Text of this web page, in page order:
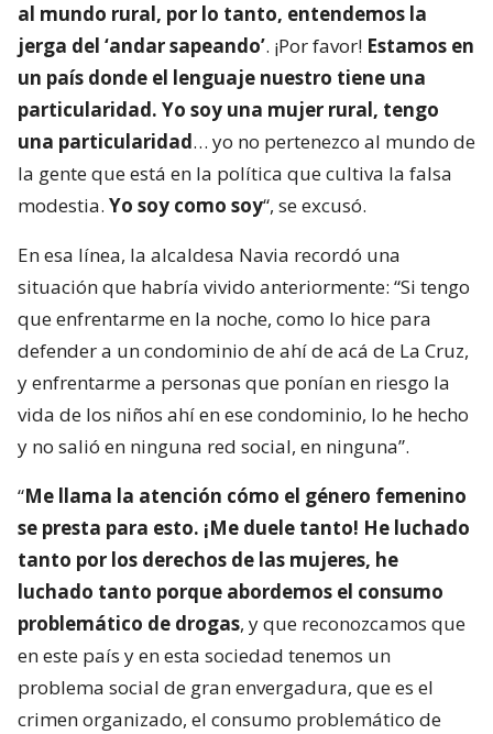
al mundo rural, por lo tanto, entendemos la
jerga del ‘andar sapeando’. ¡Por favor! Estamos en
un país donde el lenguaje nuestro tiene una
particularidad. Yo soy una mujer rural, tengo
una particularidad… yo no pertenezco al mundo de
la gente que está en la política que cultiva la falsa
modestia. Yo soy como soy“, se excusó.
En esa línea, la alcaldesa Navia recordó una
situación que habría vivido anteriormente: “Si tengo
que enfrentarme en la noche, como lo hice para
defender a un condominio de ahí de acá de La Cruz,
y enfrentarme a personas que ponían en riesgo la
vida de los niños ahí en ese condominio, lo he hecho
y no salió en ninguna red social, en ninguna”.
“Me llama la atención cómo el género femenino
se presta para esto. ¡Me duele tanto! He luchado
tanto por los derechos de las mujeres, he
luchado tanto porque abordemos el consumo
problemático de drogas, y que reconozcamos que
en este país y en esta sociedad tenemos un
problema social de gran envergadura, que es el
crimen organizado, el consumo problemático de